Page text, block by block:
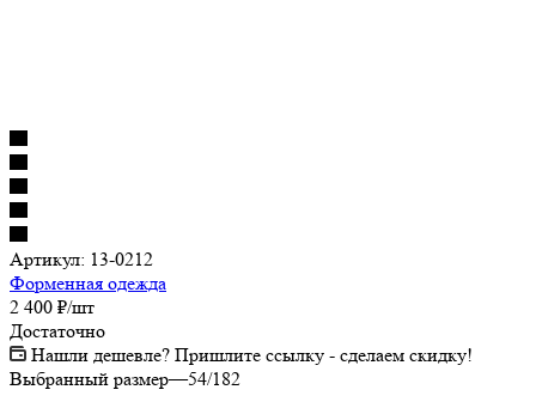
Артикул: 13-0212
Форменная одежда
2 400 ₽/шт
Достаточно
Нашли дешевле? Пришлите ссылку - сделаем скидку!
Выбранный размер—54/182